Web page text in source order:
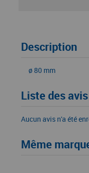
Description
ø 80 mm
Liste des avis
Aucun avis n'a été
Même